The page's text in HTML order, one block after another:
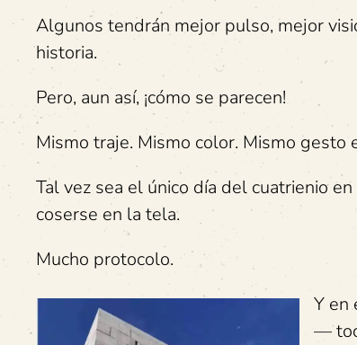
Algunos tendrán mejor pulso, mejor
historia.
Pero, aun así, ¡cómo se parecen!
Mismo traje. Mismo color. Mismo
Tal vez sea el único día del cuatrienio
coserse en la tela.
Mucho protocolo.
Y en
—